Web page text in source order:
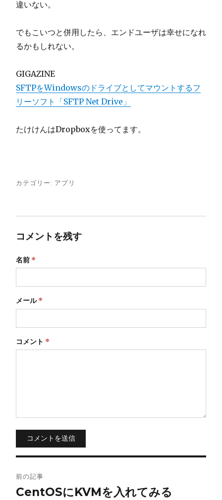
違いない。
でもこいつと併用したら、エンドユーザは幸せになれ
るかもしれない。
GIGAZINE
SFTPをWindowsのドライブとしてマウントするフ
リーソフト「SFTP Net Drive」
たけけんはDropboxを使ってます。
カテゴリー: アプリ
コメントを残す
名前 *
メール*
コメント *
コメントを送信
稿
前の記事
CentOSにKVMを入れてみる